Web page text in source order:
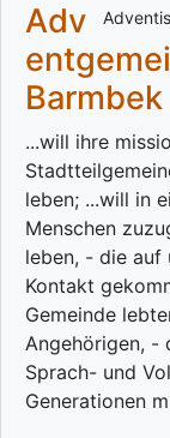
Adv
Barmbek
...will ihre
leben; ...will in
Menschen
leben, - die auf
Kontakt
Gemeinde
Angehörigen, -
Sprach- und
Generationen